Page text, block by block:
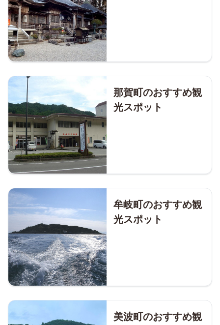
那賀町のおすすめ観
光スポット
牟岐町のおすすめ観
光スポット
美波町のおすすめ観